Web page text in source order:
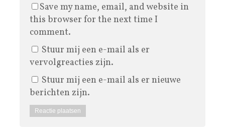
Save my name, email, and website in
this browser for the next time I
comment.
Stuur mij een e-mail als er
vervolgreacties zijn.
Stuur mij een e-mail als er nieuwe
berichten zijn.